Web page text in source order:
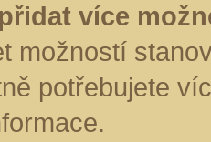
více
možností
potřebujete